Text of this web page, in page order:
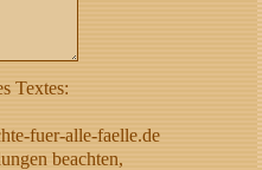
Textes:
fuer-alle-faelle.de
beachten,